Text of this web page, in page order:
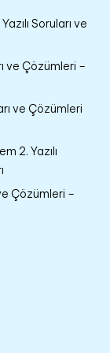
Soruları ve
ve Çözümleri –
ve Çözümleri
2. Yazılı
Çözümleri –